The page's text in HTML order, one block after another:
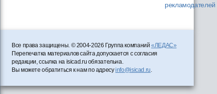
рекламодателей
Все права защищены. © 2004-2026 Группа компаний«ЛЕДАС»
Перепечатка материалов сайта допускается с согласия
редакции, ссылка на isicad.ru обязательна.
Вы можете обратиться к нам по адресуinfo@isicad.ru.